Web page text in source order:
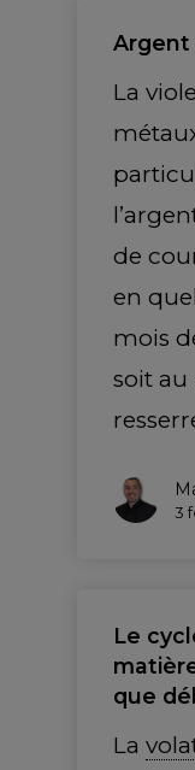
Argent
La
de
en
mois
soit au
3
Le
que
La